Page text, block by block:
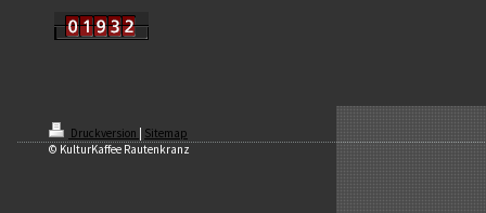
Druckversion
Sitemap
© KulturKaffee Rautenkranz